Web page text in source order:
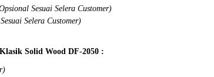
Sesuai Selera Customer)
Selera Customer)
Solid Wood DF-2050 :